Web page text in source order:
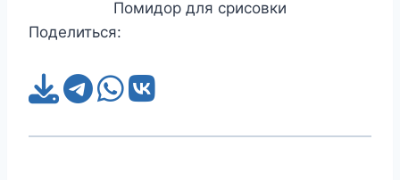
Помидор для срисовки
Поделиться: